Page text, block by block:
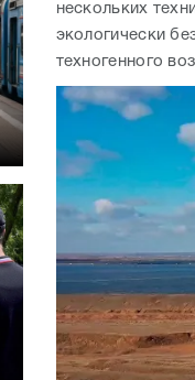
нескольких
экологически
техногенного